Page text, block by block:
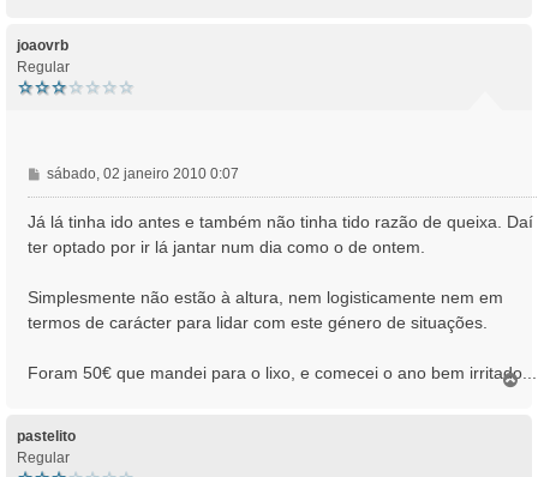
joaovrb
Regular
M
e
n
e
m
sábado, 02 janeiro 2010 0:07
Já lá tinha ido antes e também não tinha tido razão de queixa. Daí
ter optado por ir lá jantar num dia como o de ontem.
Simplesmente não estão à altura, nem logisticamente nem em
termos de carácter para lidar com este género de situações.
Foram 50€ que mandei para o lixo, e comecei o ano bem irritado...T
pastelito
Regular